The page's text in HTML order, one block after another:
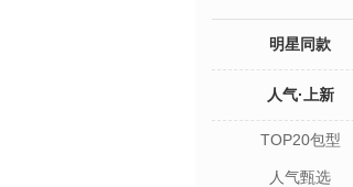
明星同款
人气·上新
TOP20包型
人气甄选